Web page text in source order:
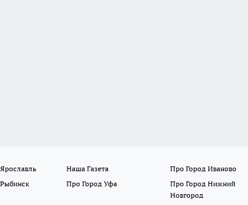
Наша Газета
Про Город Иваново
Про Город Уфа
Про Город Нижний
Новгород